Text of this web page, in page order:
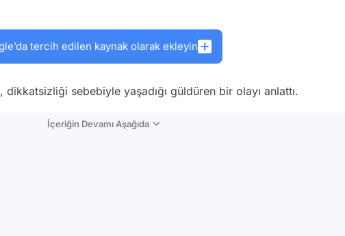
tercih edilen kaynak olarak ekleyin
dikkatsizliği sebebiyle yaşadığı güldüren bir olayı anlattı.
İçeriğin Devamı Aşağıda